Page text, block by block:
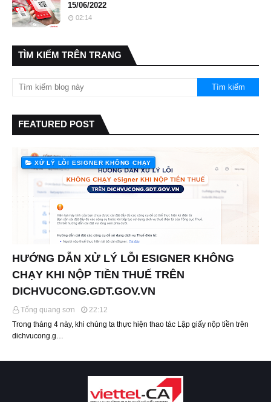
15/06/2022
02:14
TÌM KIẾM TRÊN TRANG
FEATURED POST
XỬ LÝ LỖI ESIGNER KHÔNG CHẠY
HƯỚNG DẪN XỬ LÝ LỖI ESIGNER KHÔNG
CHẠY KHI NỘP TIỀN THUẾ TRÊN
DICHVUCONG.GDT.GOV.VN
Tống quang sơn
22:12
Trong tháng 4 này, khi chúng ta thực hiện thao tác Lập giấy nộp tiền trên
dichvucong.g…